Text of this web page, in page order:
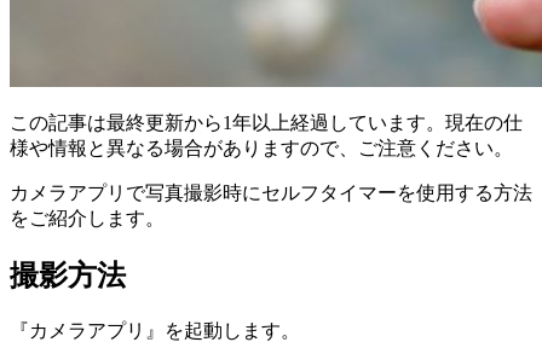
この記事は最終更新から1年以上経過しています。現在の仕
様や情報と異なる場合がありますので、ご注意ください。
カメラアプリで写真撮影時にセルフタイマーを使用する方法
をご紹介します。
撮影方法
『カメラアプリ』を起動します。